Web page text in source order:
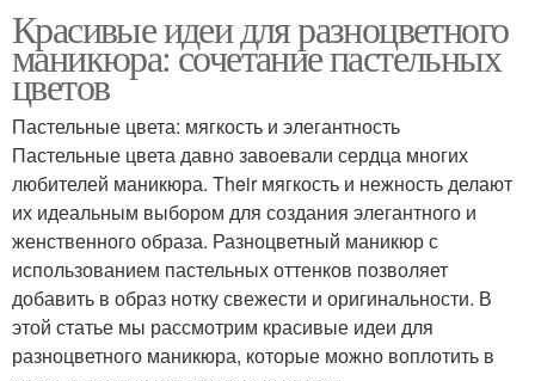
Красивые идеи для разноцветного
маникюра: сочетание пастельных
цветов
Пастельные цвета: мягкость и элегантность
Пастельные цвета давно завоевали сердца многих
любителей маникюра. Their мягкость и нежность делают
их идеальным выбором для создания элегантного и
женственного образа. Разноцветный маникюр с
использованием пастельных оттенков позволяет
добавить в образ нотку свежести и оригинальности. В
этой статье мы рассмотрим красивые идеи для
разноцветного маникюра, которые можно воплотить в